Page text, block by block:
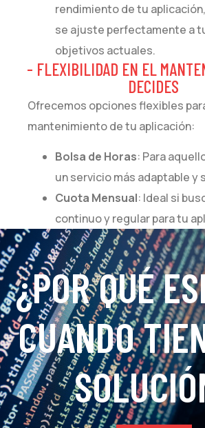
rendimiento de tu
se ajuste perfectamente a
objetivos actuales.
- FLEXIBILIDAD EN EL
DECIDES
Ofrecemos opciones flexibles
mantenimiento de tu aplicación:
Bolsa de Horas: Para
un servicio más adaptable y
Cuota Mensual: Ideal si
continuo y regular para tu
¿POR QUÉ
CUANDO